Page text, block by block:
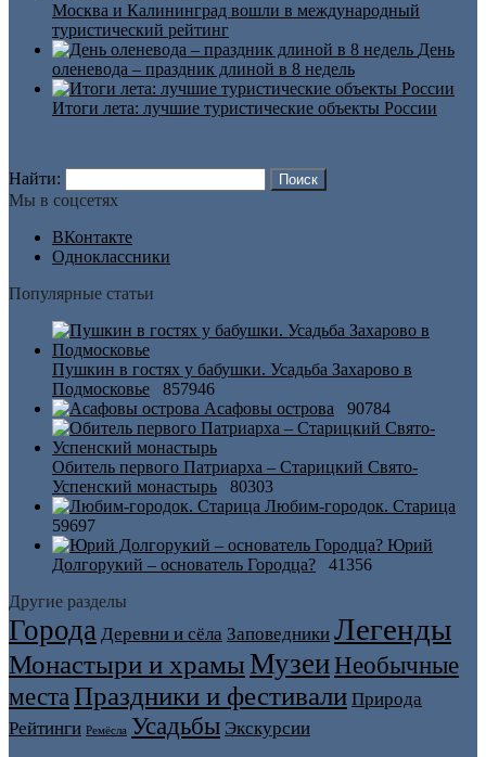
Москва и Калининград вошли в международный
туристический рейтинг
День
оленевода – праздник длиной в 8 недель
Итоги лета: лучшие туристические объекты России
Найти:
Мы в соцсетях
ВКонтакте
Одноклассники
Популярные статьи
Пушкин в гостях у бабушки. Усадьба Захарово в
Подмосковье
857946
Асафовы острова
90784
Обитель первого Патриарха – Старицкий Свято-
Успенский монастырь
80303
Любим-городок. Старица
59697
Юрий
Долгорукий – основатель Городца?
41356
Другие разделы
Города Деревни и сёла Заповедники Легенды
Монастыри и храмы МузеиНеобычные
местаПраздники и фестивали Природа
Рейтинги Ремёсла Усадьбы Экскурсии